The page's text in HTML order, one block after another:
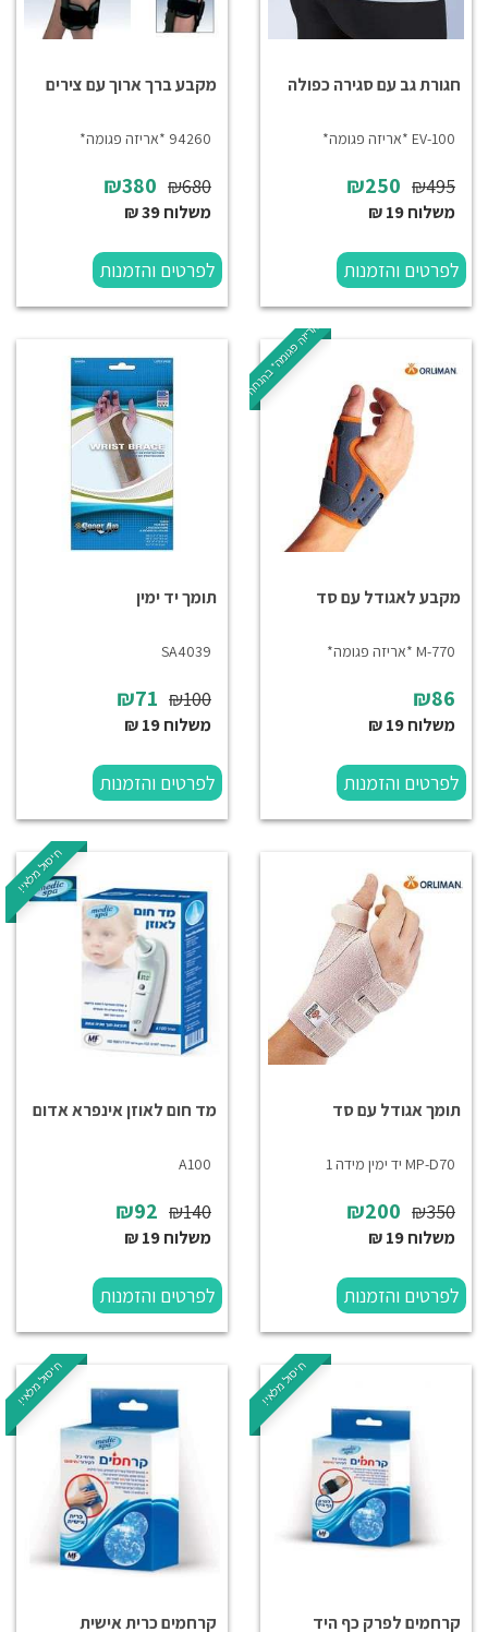
חגורת גב עם סגירה כפולה
EV-100 *אריזה פגומה*
₪250 ₪495
משלוח 19 ₪
לפרטים והזמנות
מקבע ברך ארוך עם צירים
94260 *אריזה פגומה*
₪380 ₪680
משלוח 39 ₪
לפרטים והזמנות
*אריזה פגומה* בהנחה
מקבע לאגודל עם סד
M-770 *אריזה פגומה*
₪86
משלוח 19 ₪
לפרטים והזמנות
תומך יד ימין
SA4039
₪71 ₪100
משלוח 19 ₪
לפרטים והזמנות
תומך אגודל עם סד
MP-D70 יד ימין מידה 1
₪200 ₪350
משלוח 19 ₪
לפרטים והזמנות
חיסול מלאי!
מד חום לאוזן אינפרא אדום
A100
₪92 ₪140
משלוח 19 ₪
לפרטים והזמנות
חיסול מלאי!
קרחמים לפרק כף היד
חיסול מלאי!
קרחמים כרית אישית